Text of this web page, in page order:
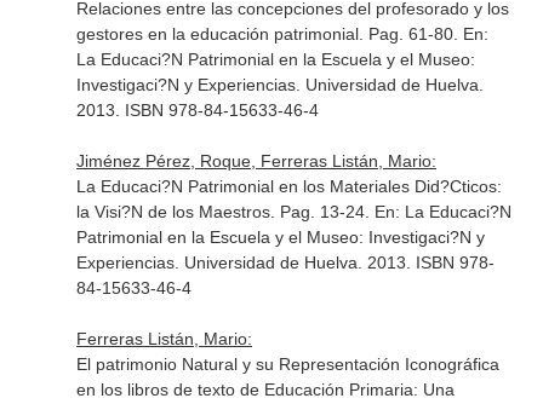
Relaciones entre las concepciones del profesorado y los
gestores en la educación patrimonial. Pag. 61-80. En:
La Educaci?N Patrimonial en la Escuela y el Museo:
Investigaci?N y Experiencias. Universidad de Huelva.
2013. ISBN 978-84-15633-46-4
Jiménez Pérez, Roque, Ferreras Listán, Mario:
La Educaci?N Patrimonial en los Materiales Did?Cticos:
la Visi?N de los Maestros. Pag. 13-24. En: La Educaci?N
Patrimonial en la Escuela y el Museo: Investigaci?N y
Experiencias. Universidad de Huelva. 2013. ISBN 978-
84-15633-46-4
Ferreras Listán, Mario:
El patrimonio Natural y su Representación Iconográfica
en los libros de texto de Educación Primaria: Una